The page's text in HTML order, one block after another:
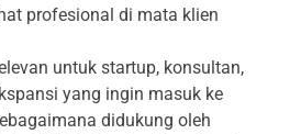
profesional di mata klien
untuk startup, konsultan,
yang ingin masuk ke
didukung oleh